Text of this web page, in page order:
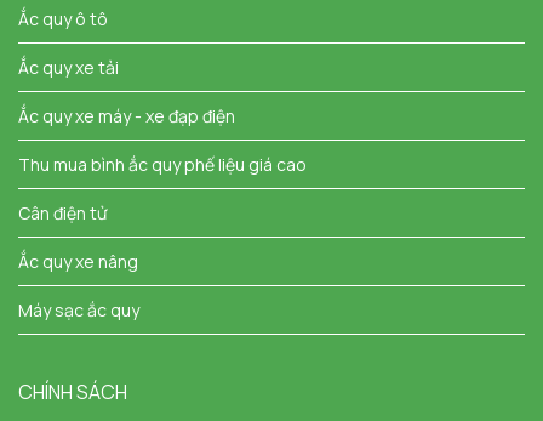
Ắc quy ô tô
Ắc quy xe tải
Ắc quy xe máy - xe đạp điện
Thu mua bình ắc quy phế liệu giá cao
Cân điện tử
Ắc quy xe nâng
Máy sạc ắc quy
CHÍNH SÁCH